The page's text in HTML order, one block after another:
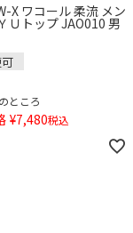
X ワコール 柔流 メン
Ｕトップ JAO010 男
のところ
¥7,480税込